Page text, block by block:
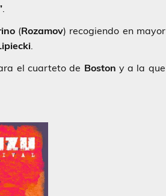
(Rozamov) recogiendo en mayor
el cuarteto de Boston y a la que